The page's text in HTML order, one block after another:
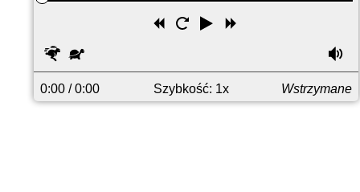
Odtwórz
Uruchom
Przewiń
przodu
Szybciej
0:00 / 0:00 Szybkość: 1x Wstrzymane